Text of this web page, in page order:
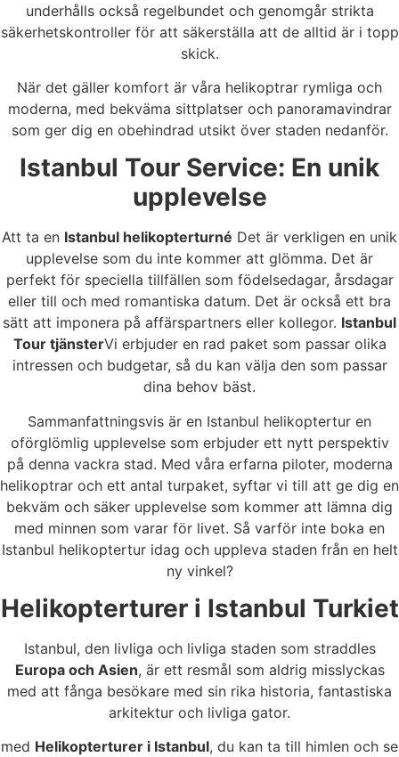
underhålls också regelbundet och genomgår strikta
säkerhetskontroller för att säkerställa att de alltid är i topp
skick.
När det gäller komfort är våra helikoptrar rymliga och
moderna, med bekväma sittplatser och panoramavindrar
som ger dig en obehindrad utsikt över staden nedanför.
Istanbul Tour Service: En unik
upplevelse
Att ta en Istanbul helikopterturné Det är verkligen en unik
upplevelse som du inte kommer att glömma. Det är
perfekt för speciella tillfällen som födelsedagar, årsdagar
eller till och med romantiska datum. Det är också ett bra
sätt att imponera på affärspartners eller kollegor. Istanbul
Tour tjänsterVi erbjuder en rad paket som passar olika
intressen och budgetar, så du kan välja den som passar
dina behov bäst.
Sammanfattningsvis är en Istanbul helikoptertur en
oförglömlig upplevelse som erbjuder ett nytt perspektiv
på denna vackra stad. Med våra erfarna piloter, moderna
helikoptrar och ett antal turpaket, syftar vi till att ge dig en
bekväm och säker upplevelse som kommer att lämna dig
med minnen som varar för livet. Så varför inte boka en
Istanbul helikoptertur idag och uppleva staden från en helt
ny vinkel?
Helikopterturer i Istanbul Turkiet
Istanbul, den livliga och livliga staden som straddles
Europa och Asien, är ett resmål som aldrig misslyckas
med att fånga besökare med sin rika historia, fantastiska
arkitektur och livliga gator.
med Helikopterturer i Istanbul, du kan ta till himlen och se